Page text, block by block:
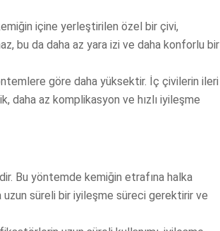
içine yerleştirilen özel bir çivi,
bu da daha az yara izi ve daha konforlu bir
göre daha yüksektir. İç çivilerin ileri
az komplikasyon ve hızlı iyileşme
Bu yöntemde kemiğin etrafına halka
süreli bir iyileşme süreci gerektirir ve